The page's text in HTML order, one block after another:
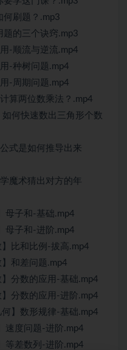
刷题？.mp3
的三个诀窍.mp3
-顺流与逆流.mp4
-种树问题.mp4
-周期问题.mp4
算两位数乘法？.mp4
何快速数出三角形个数
式是如何推导出来
魔术猜出对方的年
母子和-基础.mp4
母子和-进阶.mp4
比和比例-拔高.mp4
和差问题.mp4
分数的应用-基础.mp4
分数的应用-进阶.mp4
】数形规律-基础.mp4
速度问题-进阶.mp4
等差数列-进阶.mp4